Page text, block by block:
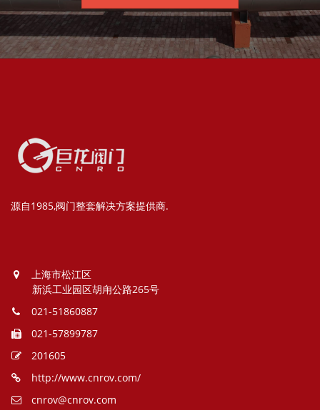
源自1985,阀门整套解决方案提供商.
上海市松江区
新浜工业园区胡甪公路265号
021-51860887
021-57899787
201605
http://www.cnrov.com/
cnrov@cnrov.com